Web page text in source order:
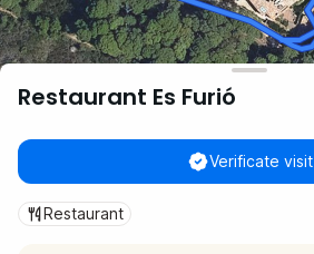
Restaurant Es Furió
Verificate visit
Restaurant